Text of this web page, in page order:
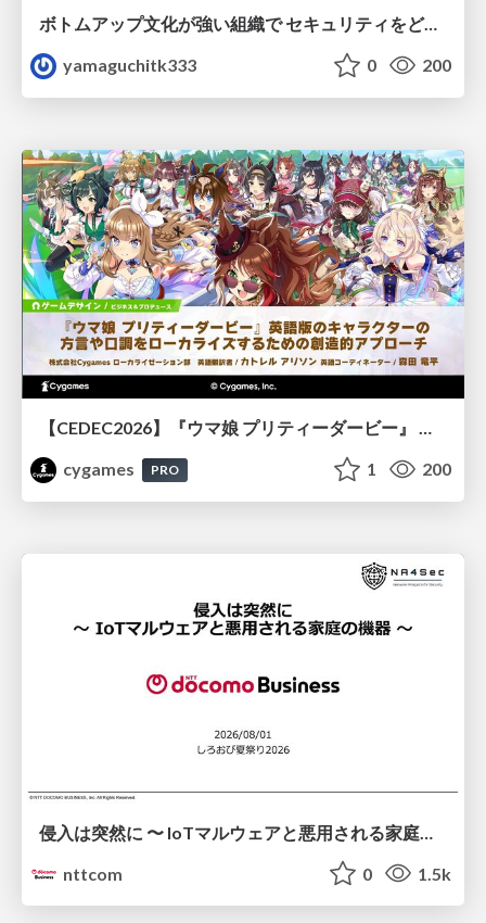
ボトムアップ文化が強い組織で セキュリティをどう根付かせていくかの現在進行形の話 / Making Security Stick in a Bottom-Up Organization
yamaguchitk333
0 200
【CEDEC2026】『ウマ娘 プリティーダービー』 英語版のキャラクターの方言や口調をローカライズするための創造的アプローチ
cygames
PRO 1 200
nttcom
0 1.5k